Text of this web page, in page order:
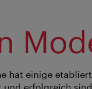
hat einige